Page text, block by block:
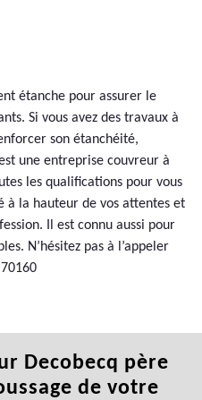
étanche pour assurer le
Si vous avez des travaux à
son étanchéité,
une entreprise couvreur à
les qualifications pour vous
la hauteur de vos attentes et
Il est connu aussi pour
N’hésitez pas à l’appeler
Decobecq père
de votre